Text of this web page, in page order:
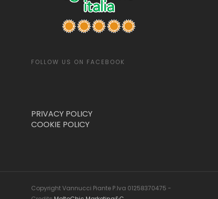
FOLLOW US ON FACEBOOK
PRIVACY POLICY
COOKIE POLICY
Copyright Vannucci Piante P.Iva 01258370475 -